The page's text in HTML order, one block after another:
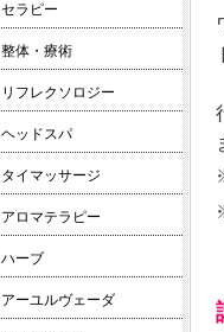
セラピー
整体・療術
リフレクソロジー
ヘッドスパ
タイマッサージ
アロマテラピー
ハーブ
アーユルヴェーダ